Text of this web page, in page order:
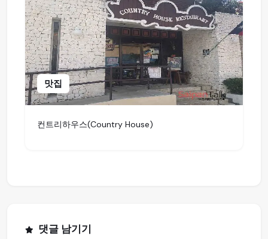
맛집
컨트리하우스(Country House)
댓글 남기기